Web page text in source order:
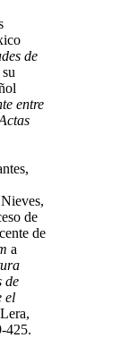
de
entre
de
de
a
de
el
425.